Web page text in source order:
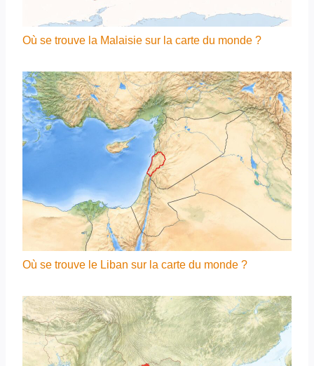
Où se trouve la Malaisie sur la carte du monde ?
Où se trouve le Liban sur la carte du monde ?